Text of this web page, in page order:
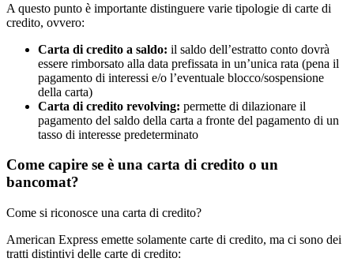
A questo punto è importante distinguere varie tipologie di carte di
credito, ovvero:
Carta di credito a saldo: il saldo dell’estratto conto dovrà
essere rimborsato alla data prefissata in un’unica rata (pena il
pagamento di interessi e/o l’eventuale blocco/sospensione
della carta)
Carta di credito revolving: permette di dilazionare il
pagamento del saldo della carta a fronte del pagamento di un
tasso di interesse predeterminato
Come capire se è una carta di credito o un
bancomat?
Come si riconosce una carta di credito?
American Express emette solamente carte di credito, ma ci sono dei
tratti distintivi delle carte di credito: